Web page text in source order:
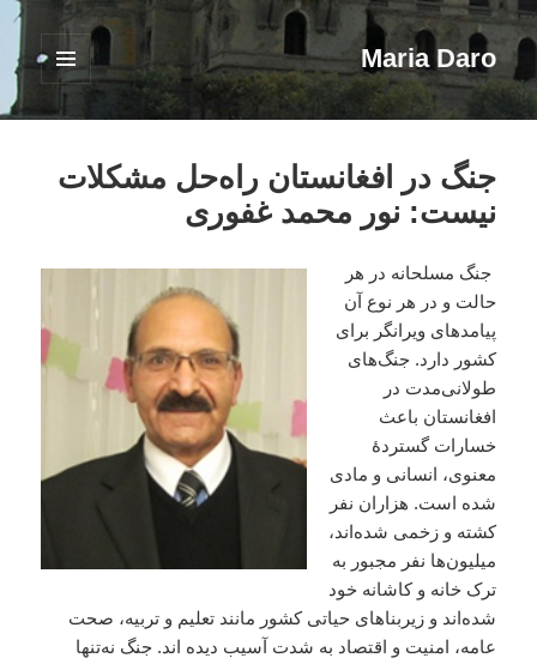
Maria Daro
فهرست
ابزارک‌ها
جنگ در افغانستان راه‌حل مشکلات
نیست: نور محمد غفوری
جنگ مسلحانه در هر
حالت و در هر نوع آن
پیامدهای ویرانگر برای
کشور دارد. جنگ‌های
طولانی‌مدت در
افغانستان باعث
خسارات گستردهٔ
معنوی، انسانی و مادی
شده است. هزاران نفر
کشته و زخمی شده‌اند،
میلیون‌ها نفر مجبور به
ترک خانه و کاشانه خود
شده‌اند و زیربناهای حیاتی کشور مانند تعلیم و تربیه، صحت
عامه، امنیت و اقتصاد به شدت آسیب دیده ‌اند. جنگ نه‌تنها